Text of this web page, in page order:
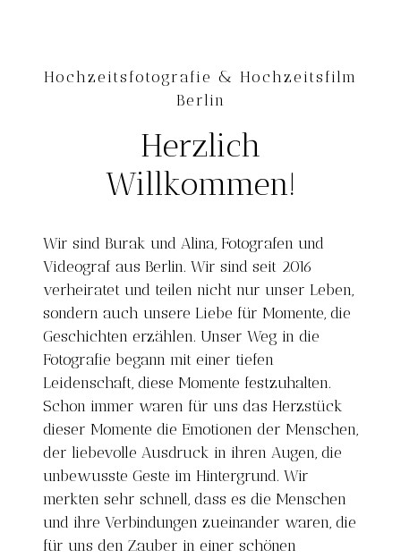
Hochzeitsfotografie & Hochzeitsfilm
Berlin
Herzlich
Willkommen!
Wir sind Burak und Alina, Fotografen und
Videograf aus Berlin. Wir sind seit 2016
verheiratet und teilen nicht nur unser Leben,
sondern auch unsere Liebe für Momente, die
Geschichten erzählen. Unser Weg in die
Fotografie begann mit einer tiefen
Leidenschaft, diese Momente festzuhalten.
Schon immer waren für uns das Herzstück
dieser Momente die Emotionen der Menschen,
der liebevolle Ausdruck in ihren Augen, die
unbewusste Geste im Hintergrund. Wir
merkten sehr schnell, dass es die Menschen
und ihre Verbindungen zueinander waren, die
für uns den Zauber in einer schönen